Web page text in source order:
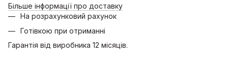
Більше інформації про доставку
На розрахунковий рахунок
Готівкою при отриманні
Гарантія від виробника 12 місяців.